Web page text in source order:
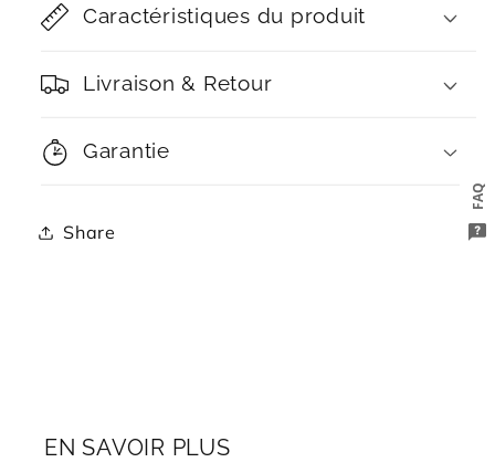
Caractéristiques du produit
Livraison & Retour
Garantie
Share
EN SAVOIR PLUS
FAQ